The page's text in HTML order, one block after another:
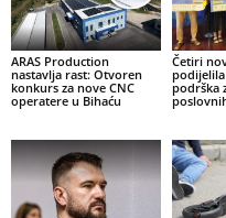
ARAS Production
nastavlja rast: Otvoren
konkurs za nove CNC
operatere u Bihaću
Četiri
podijelila
podrška